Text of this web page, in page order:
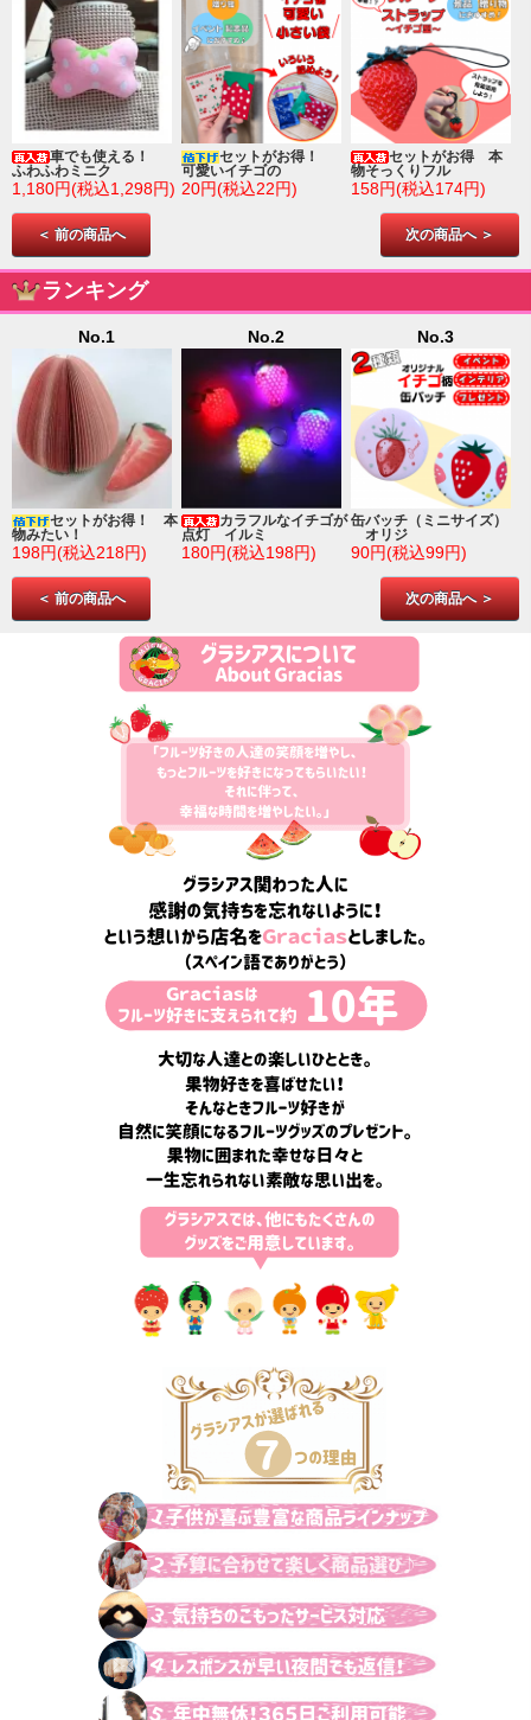
車でも使える！
ふわふわミニク
1,180円(税込1,298円)
セットがお得！
可愛いイチゴの
20円(税込22円)
セットがお得 本
物そっくりフル
158円(税込174円)
＜ 前の商品へ 次の商品へ ＞
ランキング
No.1
セットがお得！ 本
物みたい！
198円(税込218円)
No.2
カラフルなイチゴが
点灯 イルミ
180円(税込198円)
No.3
缶バッチ（ミニサイズ）
オリジ
90円(税込99円)
＜ 前の商品へ 次の商品へ ＞